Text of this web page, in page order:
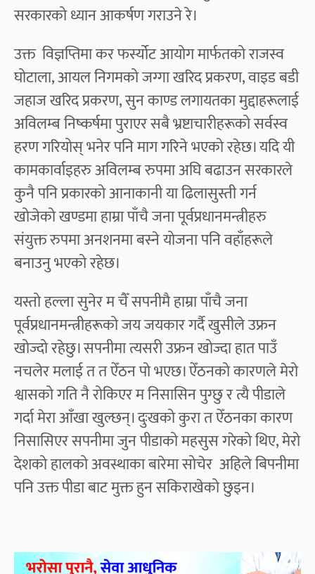
सरकारको ध्यान आकर्षण गराउने रे।
उक्त विज्ञप्तिमा कर फर्स्योट आयोग मार्फतको राजस्व
घोटाला, आयल निगमको जग्गा खरिद प्रकरण, वाइड बडी
जहाज खरिद प्रकरण, सुन काण्ड लगायतका मुद्दाहरूलाई
अविलम्ब निष्कर्षमा पुराएर सबै भ्रष्टाचारीहरूको सर्वस्व
हरण गरियोस् भनेर पनि माग गरिने भएको रहेछ। यदि यी
कामकार्वाइहरु अविलम्ब रुपमा अघि बढाउन सरकारले
कुनै पनि प्रकारको आनाकानी या ढिलासुस्ती गर्न
खोजेको खण्डमा हाम्रा पाँचै जना पूर्वप्रधानमन्त्रीहरु
संयुक्त रुपमा अनशनमा बस्ने योजना पनि वहाँहरूले
बनाउनु भएको रहेछ।
यस्तो हल्ला सुनेर म चैँ सपनीमै हाम्रा पाँचै जना
पूर्वप्रधानमन्त्रीहरूको जय जयकार गर्दै खुसीले उफ्रन
खोज्दो रहेछु। सपनीमा त्यसरी उफ्रन खोज्दा हात पाउँ
नचलेर मलाई त त ऐँठन पो भएछ। ऐँठनको कारणले मेरो
श्वासको गति नै रोकिएर म निसासिन पुग्छु र त्यै पीडाले
गर्दा मेरा आँखा खुल्छन्। दुःखको कुरा त ऐँठनका कारण
निसासिएर सपनीमा जुन पीडाको महसुस गरेको थिए, मेरो
देशको हालको अवस्थाका बारेमा सोचेर अहिले बिपनीमा
पनि उक्त पीडा बाट मुक्त हुन सकिराखेको छुइन।